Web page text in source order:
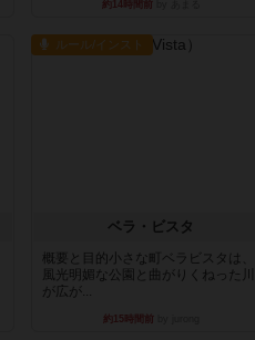
約14時間前
ルール/インスト
ベラ・ビスタ
概要と目的小さな町ベラビスタは、
風光明媚な公園と曲がりくねった川
が広が...
約15時間前